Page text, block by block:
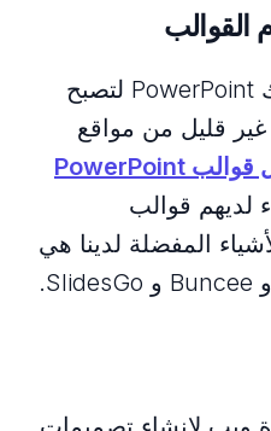
إذا كنت لا تمانع في ترك PowerPoint لتصبح
غير قليل من مواقع
تنزيل قوالب PowerPoint
لديهم قوالب
المفضلة لدينا هي